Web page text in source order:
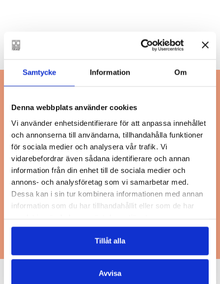
Samtycke Information Om
Denna webbplats använder cookies
Vi använder enhetsidentifierare för att anpassa innehållet
och annonserna till användarna, tillhandahålla funktioner
för sociala medier och analysera vår trafik. Vi
vidarebefordrar även sådana identifierare och annan
information från din enhet till de sociala medier och
annons- och analysföretag som vi samarbetar med.
Dessa kan i sin tur kombinera informationen med annan
information som du har tillhandahållit eller som de har
Tillåt alla
Avvisa